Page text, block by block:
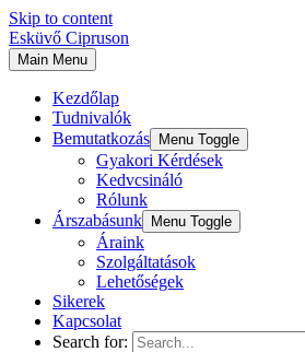
Skip to content
Esküvő Cipruson
Main Menu
Kezdőlap
Tudnivalók
Bemutatkozás
Menu Toggle
Gyakori Kérdések
Kedvcsináló
Rólunk
Árszabásunk
Menu Toggle
Áraink
Szolgáltatások
Lehetőségek
Sikerek
Kapcsolat
Search for: